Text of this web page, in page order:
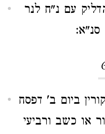
עם נ"ח לנר
ביום ב' דפסח
או כשב ורביעי